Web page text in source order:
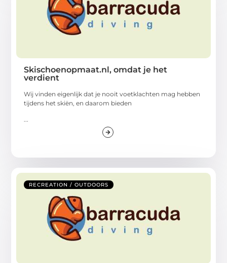
Skischoenopmaat.nl, omdat je het
verdient
Wij vinden eigenlijk dat je nooit voetklachten mag hebben
tijdens het skiën, en daarom bieden
RECREATION / OUTDOORS